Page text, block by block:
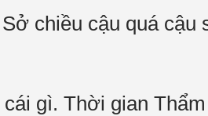
chiều cậu quá cậu
gì. Thời gian